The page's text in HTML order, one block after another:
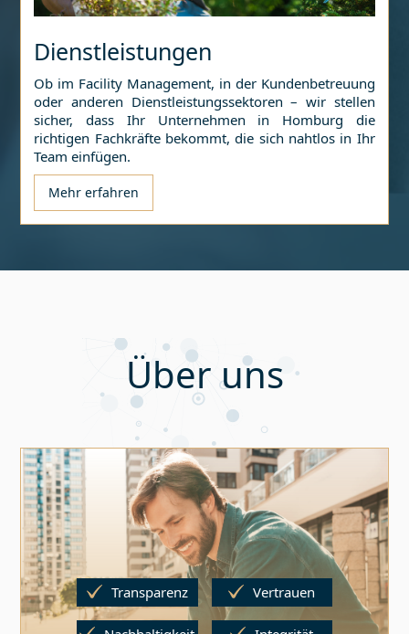
Dienstleistungen
Ob im Facility Management, in der Kundenbetreuung
oder anderen Dienstleistungssektoren – wir stellen
sicher, dass Ihr Unternehmen in Homburg die
richtigen Fachkräfte bekommt, die sich nahtlos in Ihr
Team einfügen.
Mehr erfahren
Über uns
Transparenz Vertrauen